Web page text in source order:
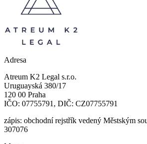
Adresa
Atreum K2 Legal s.r.o.
Uruguayská 380/17
120 00 Praha
IČO: 07755791, DIČ: CZ07755791
zápis: obchodní rejstřík vedený Městským
307076